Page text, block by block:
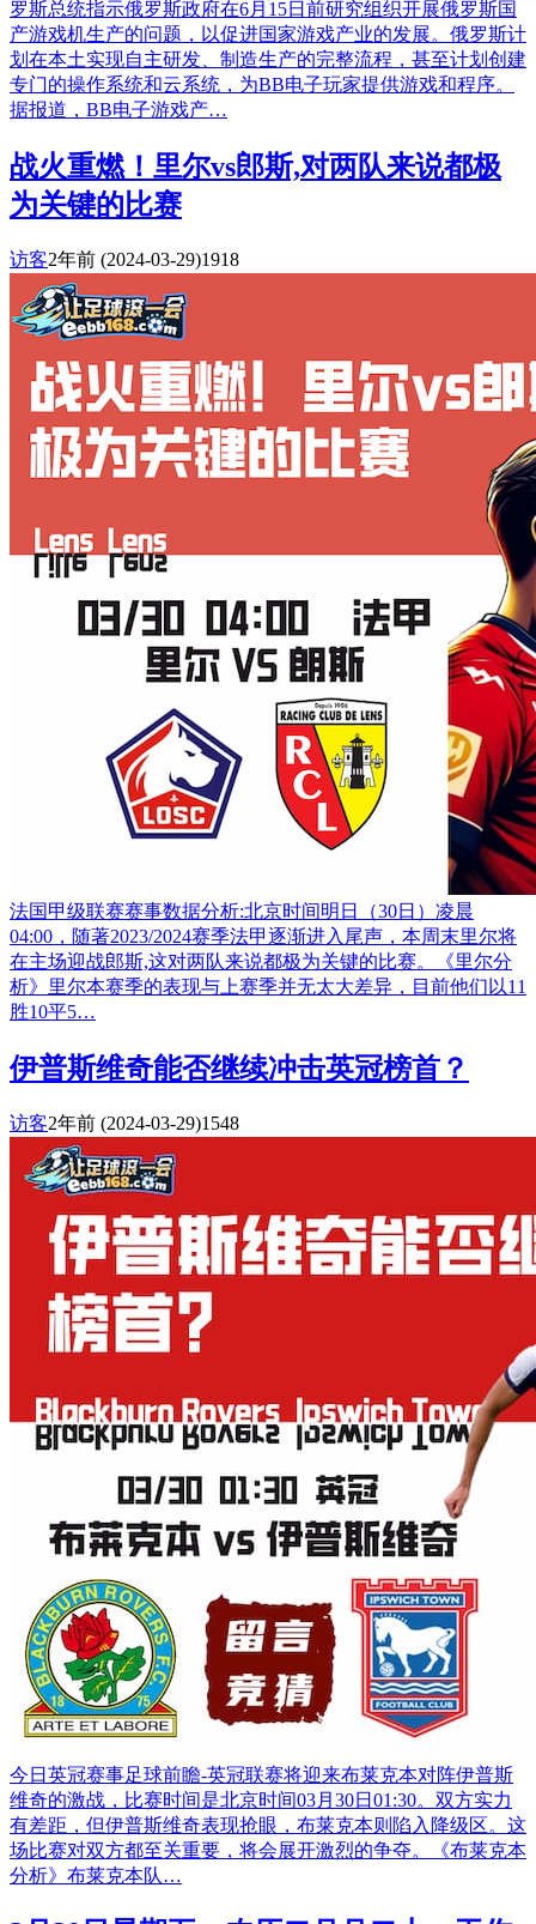
罗斯总统指示俄罗斯政府在6月15日前研究组织开展俄罗斯国
产游戏机生产的问题，以促进国家游戏产业的发展。俄罗斯计
划在本土实现自主研发、制造生产的完整流程，甚至计划创建
专门的操作系统和云系统，为BB电子玩家提供游戏和程序。
据报道，BB电子游戏产…
战火重燃！里尔vs郎斯,对两队来说都极
为关键的比赛
访客2年前 (2024-03-29)1918
法国甲级联赛赛事数据分析:北京时间明日（30日）凌晨
04:00，随著2023/2024赛季法甲逐渐进入尾声，本周末里尔将
在主场迎战郎斯,这对两队来说都极为关键的比赛。《里尔分
析》里尔本赛季的表现与上赛季并无太大差异，目前他们以11
胜10平5…
伊普斯维奇能否继续冲击英冠榜首？
访客2年前 (2024-03-29)1548
今日英冠赛事足球前瞻-英冠联赛将迎来布莱克本对阵伊普斯
维奇的激战，比赛时间是北京时间03月30日01:30。双方实力
有差距，但伊普斯维奇表现抢眼，布莱克本则陷入降级区。这
场比赛对双方都至关重要，将会展开激烈的争夺。《布莱克本
分析》布莱克本队…